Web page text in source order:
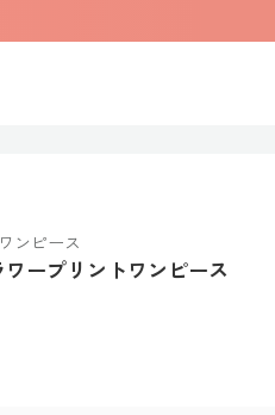
ンピース
ワープリントワンピース